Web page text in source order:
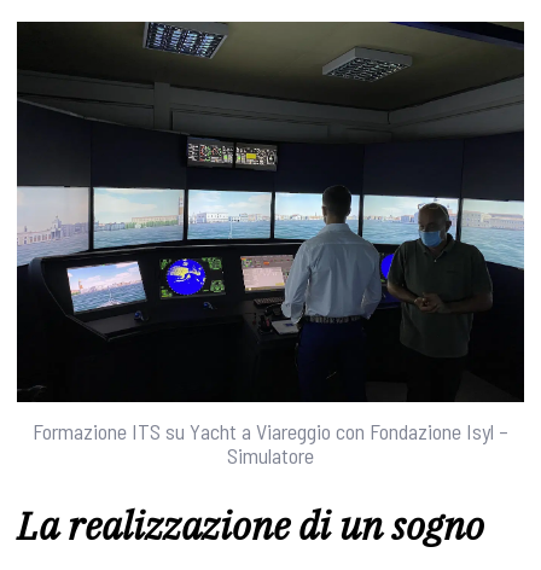
Formazione ITS su Yacht a Viareggio con Fondazione Isyl –
Simulatore
La realizzazione di un sogno